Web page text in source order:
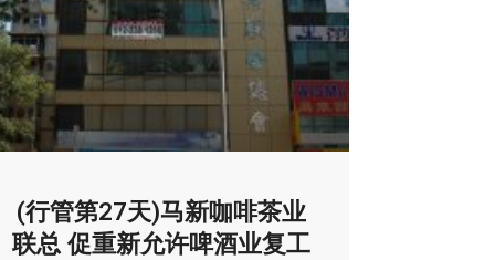
(行管第27天)马新咖啡茶业
联总 促重新允许啤酒业复工